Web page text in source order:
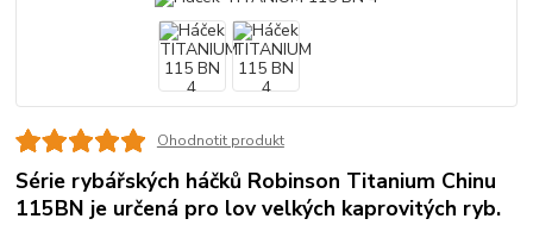
Ohodnotit produkt
Série rybářských háčků Robinson Titanium Chinu
115BN je určená pro lov velkých kaprovitých ryb.